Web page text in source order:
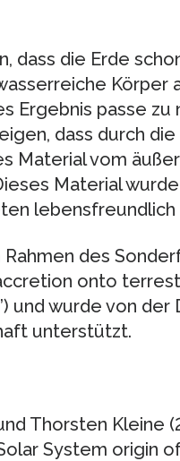
dass die Erde
Körper
Ergebnis passe
dass durch
Material vom
Material
lebensfreundlich
des
onto
und wurde von der
unterstützt.
Thorsten Kleine
System origin